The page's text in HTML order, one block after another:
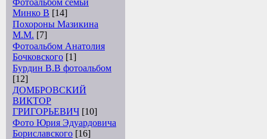
Фотоальбом семьи
Минко В [14]
Похороны Мазикина
М.М. [7]
Фотоальбом Анатолия
Бочковского [1]
Бурдин В.В фотоальбом
[12]
ДОМБРОВСКИЙ
ВИКТОР
ГРИГОРЬЕВИЧ [10]
Фото Юрия Эдуардовича
Бориславского [16]